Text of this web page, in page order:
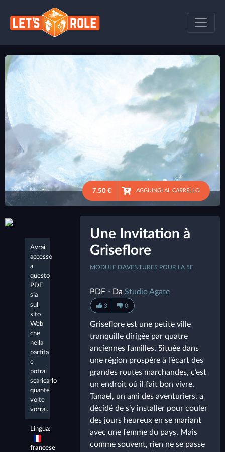
7,50 € AGGIUNGI AL CARRELLO
Avrai
accesso
a
questo
PDF
sia
sul
sito
Web
che
nella
partita
e
potrai
scaricarlo
quante
volte
vorrai.
Lingua:
francese
Une Invitation à
Griseflore
MODULE D'AVENTURES POUR LA 5E
PDF - DaStudio Agate
3 0
Griseflore est une petite ville
tranquille dirigée par quatre
anciennes familles. Située dans
une région prospère à l’écart des
grandes routes marchandes, c’est
un endroit où il fait bon vivre.
Tanael, un ami des aventuriers, a
décidé de s’y installer pour couler
des jours heureux en se mariant
avec une femme du pays. Mais
comme souvent, rien ne se passe